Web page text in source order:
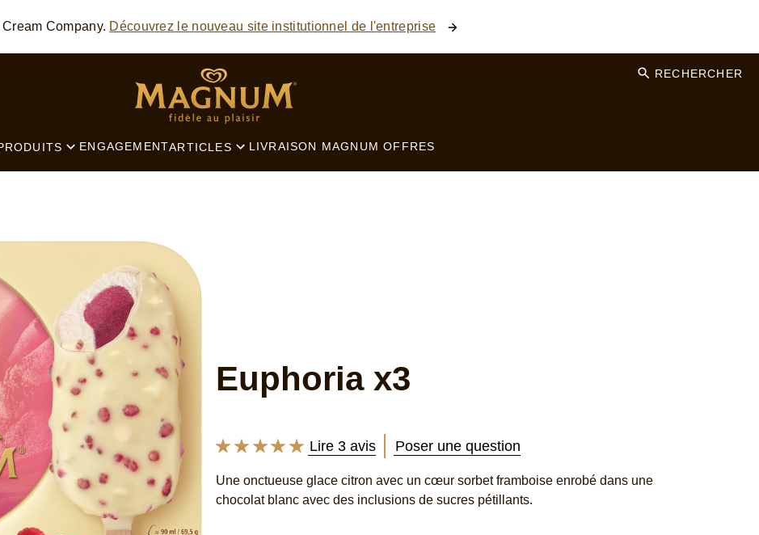
SEARCH
Company. Découvrez le nouveau site institutionnel de l'entreprise
ENGAGEMENTARTICLES LIVRAISON MAGNUMOFFRES
RECHERCHER
Euphoria x3
La
moyenne
de
Lire 3 avis Poser une question
Une onctueuse glace citron avec un cœur sorbet framboise enrobé dans une
chocolat blanc avec des inclusions de sucres pétillants.